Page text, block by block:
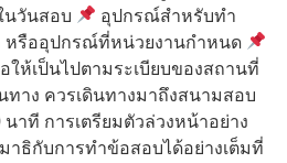
นวันสอบ
อุปกรณ์สำหรับทำ
หรืออุปกรณ์ที่หน่วยงานกำหนด
ให้เป็นไปตามระเบียบของสถานที่
นทาง ควรเดินทางมาถึงสนามสอบ
นาที การเตรียมตัวล่วงหน้าอย่าง
ธิกับการทำข้อสอบได้อย่างเต็มที่